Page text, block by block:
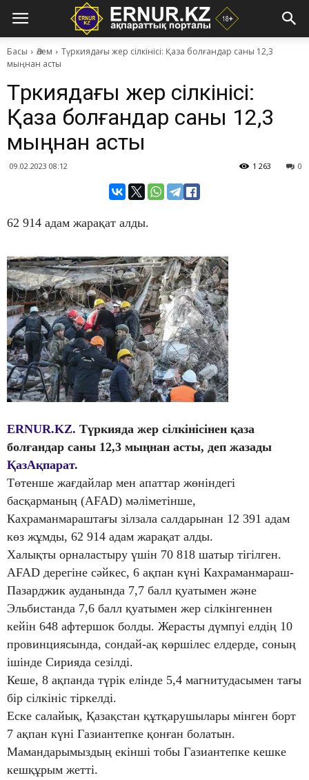
Басы Әлем
Түркиядағы жер сілкінісі: Қаза болғандар саны 12,3
мыңнан асты
Түркиядағы жер сілкінісі:
Қаза болғандар саны 12,3
мыңнан асты
09.02.2023 08:12 0
1 263
62 914 адам жарақат алды.
ERNUR.KZ. Түркияда жер сілкінісінен қаза
болғандар саны 12,3 мыңнан асты, деп жазады
ҚазАқпарат.
Төтенше жағдайлар мен апаттар жөніндегі
басқарманың (AFAD) мәліметінше,
Кахраманмараштағы зілзала салдарынан 12 391 адам
көз жұмды, 62 914 адам жарақат алды.
Халықты орналастыру үшін 70 818 шатыр тігілген.
AFAD дерегіне сәйкес, 6 ақпан күні Кахраманмараш-
Пазарджик ауданында 7,7 балл қуатымен және
Эльбистанда 7,6 балл қуатымен жер сілкінгеннен
кейін 648 афтершок болды. Жерасты дүмпуі елдің 10
провинциясында, сондай-ақ көршілес елдерде, соның
ішінде Сирияда сезілді.
Кеше, 8 ақпанда түрік елінде 5,4 магнитудасымен тағы
бір сілкініс тіркелді.
Еске салайық, Қазақстан құтқарушылары мінген борт
7 ақпан күні Газиантепке қонған болатын.
Мамандарымыздың екінші тобы Газиантепке кешке
кешқұрым жетті.